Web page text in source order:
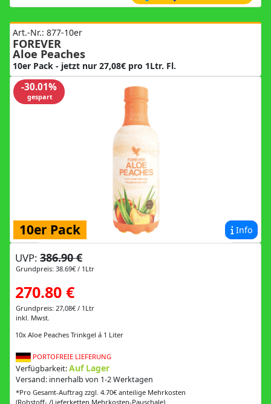
Art.-Nr.: 877-10er
FOREVER
Aloe Peaches
10er Pack - jetzt nur 27,08€ pro 1Ltr. Fl.
-30.01%
gespart
Info
10er Pack
UVP: 386.90 €
Grundpreis: 38.69€ / 1Ltr
270.80 €
Grundpreis: 27,08€ / 1Ltr
inkl. Mwst.
10x Aloe Peaches Trinkgel á 1 Liter
PORTOFREIE LIEFERUNG
Verfügbarkeit:Auf Lager
Versand: innerhalb von 1-2 Werktagen
*Pro Gesamt-Auftrag zzgl. 4.70€ anteilige Mehrkosten
(Rohstoff- /Lieferketten Mehrkosten-Pauschale)